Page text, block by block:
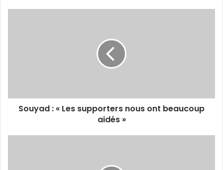
Souyad : « Les supporters nous ont beaucoup
aidés »